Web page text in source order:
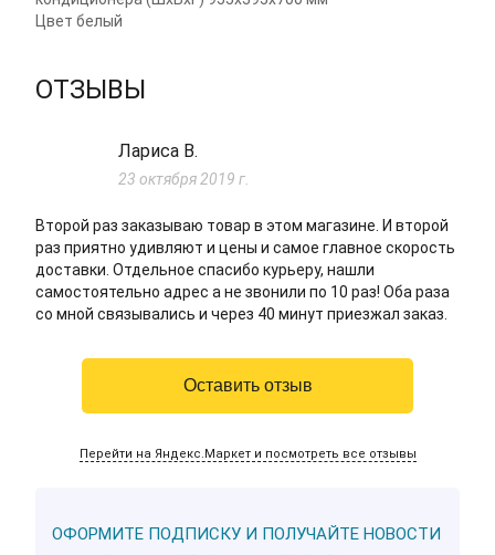
Цвет белый
ОТЗЫВЫ
Лариса В.
23 октября 2019 г.
Второй раз заказываю товар в этом магазине. И второй
раз приятно удивляют и цены и самое главное скорость
доставки. Отдельное спасибо курьеру, нашли
самостоятельно адрес а не звонили по 10 раз! Оба раза
со мной связывались и через 40 минут приезжал заказ.
Оставить отзыв
Перейти на Яндекс.Маркет и посмотреть все отзывы
ОФОРМИТЕ ПОДПИСКУ И ПОЛУЧАЙТЕ НОВОСТИ